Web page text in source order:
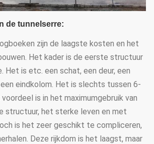
de tunnelserre:
zijn de laagste kosten en het
Het kader is de eerste structuur
Het is etc. een schat, een deur, een
eindkolom. Het is slechts tussen 6-
voordeel is in het maximumgebruik van
structuur, het sterke leven en met
is het zeer geschikt te compliceren,
Deze rijkdom is het laagst, maar